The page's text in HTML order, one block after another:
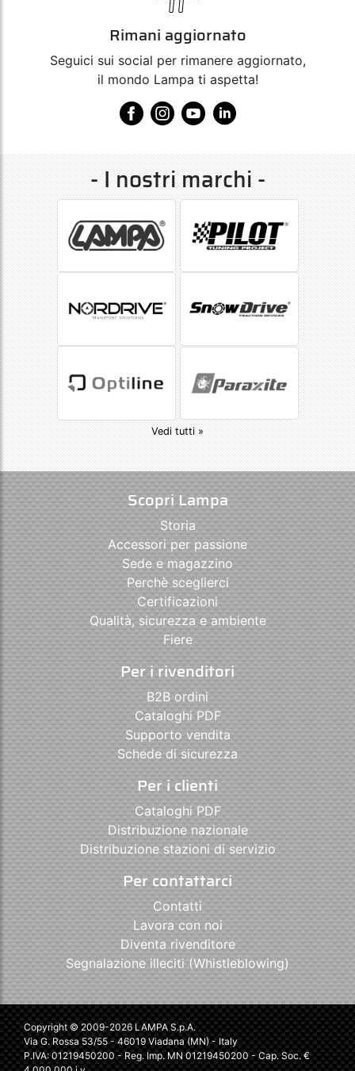
Rimani aggiornato
Seguici sui social per rimanere aggiornato,
il mondo Lampa ti aspetta!
- I nostri marchi -
Vedi tutti »
Scopri Lampa
Storia
Accessori per passione
Sede e magazzino
Perchè sceglierci
Certificazioni
Qualità, sicurezza e ambiente
Fiere
Per i rivenditori
B2B ordini
Cataloghi PDF
Supporto vendita
Schede di sicurezza
Per i clienti
Cataloghi PDF
Distribuzione nazionale
Distribuzione stazioni di servizio
Per contattarci
Contatti
Lavora con noi
Diventa rivenditore
Segnalazione illeciti (Whistleblowing)
Copyright © 2009-2026 LAMPA S.p.A.
Via G. Rossa 53/55 - 46019 Viadana (MN) - Italy
P.IVA: 01219450200 - Reg. Imp. MN 01219450200 - Cap. Soc. €